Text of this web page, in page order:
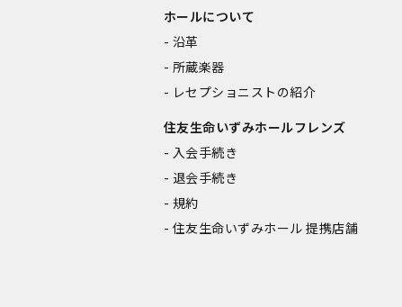
ホールについて
沿革
所蔵楽器
レセプショニストの紹介
住友生命いずみホールフレンズ
入会手続き
退会手続き
規約
住友生命いずみホール 提携店舗